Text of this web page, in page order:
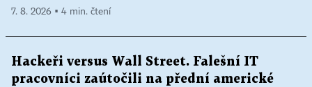
7. 8. 2026 ▪ 4 min. čtení
Hackeři versus Wall Street. Falešní IT
pracovníci zaútočili na přední americké